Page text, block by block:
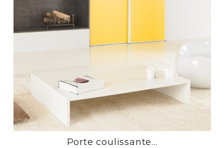
Porte coulissante...